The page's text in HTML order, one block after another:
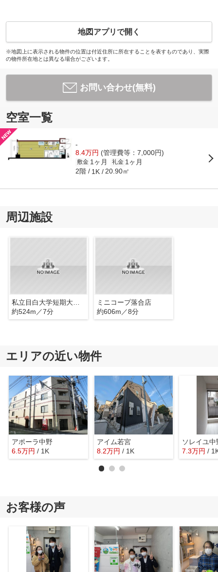
地図アプリで開く
※地図上に表示される物件の位置は付近住所に所在することを表すものであり、実際
の物件所在地とは異なる場合がございます。
お問い合わせ(無料)
空室一覧
-
8.4万円 (管理費等：7,000円)
敷金 1ヶ月 礼金 1ヶ月
2階 1K 20.90㎡
周辺施設
私立目白大学短期大学部
約524m／7分
ミニコープ落合店
約606m／8分
エリアの近い物件
アポーラ中野
6.5万円 / 1K
アイム若宮
8.2万円 / 1K
ソレイユ
7.3万円 /
お客様の声